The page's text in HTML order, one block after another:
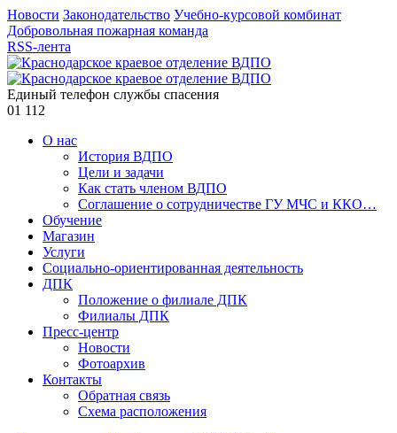
Новости Законодательство Учебно-курсовой комбинат
Добровольная пожарная команда
RSS-лента
Единый телефон службы спасения
01 112
О нас
История ВДПО
Цели и задачи
Как стать членом ВДПО
Соглашение о сотрудничестве ГУ МЧС и ККО…
Обучение
Магазин
Услуги
Социально-ориентированная деятельность
ДПК
Положение о филиале ДПК
Филиалы ДПК
Пресс-центр
Новости
Фотоархив
Контакты
Обратная связь
Схема расположения